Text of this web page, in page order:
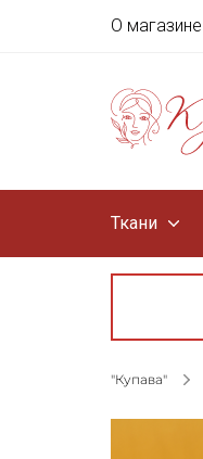
О магазине
Ткани
"Купава"